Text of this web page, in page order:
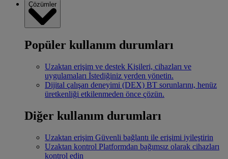
Çözümler
Popüler kullanım durumları
Uzaktan erişim ve destek Kişileri, cihazları ve
uygulamaları İstediğiniz yerden yönetin.
Dijital çalışan deneyimi (DEX) BT sorunlarını, henüz
üretkenliği etkilenmeden önce çözün.
Diğer kullanım durumları
Uzaktan erişim Güvenli bağlantı ile erişimi iyileştirin
Uzaktan kontrol Platformdan bağımsız olarak cihazları
kontrol edin